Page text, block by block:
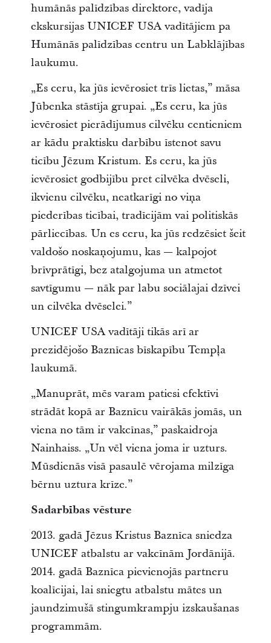
humānās palīdzības direktore, vadīja
ekskursijas UNICEF USA vadītājiem pa
Humānās palīdzības centru un Labklājības
laukumu.
„Es ceru, ka jūs ievērosiet trīs lietas,” māsa
Jūbenka stāstīja grupai. „Es ceru, ka jūs
ievērosiet pierādījumus cilvēku centieniem
ar kādu praktisku darbību īstenot savu
ticību Jēzum Kristum. Es ceru, ka jūs
ievērosiet godbijību pret cilvēka dvēseli,
ikvienu cilvēku, neatkarīgi no viņa
piederības ticībai, tradīcijām vai politiskās
pārliecības. Un es ceru, ka jūs redzēsiet šeit
valdošo noskaņojumu, kas — kalpojot
brīvprātīgi, bez atalgojuma un atmetot
savtīgumu — nāk par labu sociālajai dzīvei
un cilvēka dvēselei.”
UNICEF USA vadītāji tikās arī ar
prezidējošo Baznīcas bīskapību Tempļa
laukumā.
„Manuprāt, mēs varam patiesi efektīvi
strādāt kopā ar Baznīcu vairākās jomās, un
viena no tām ir vakcīnas,” paskaidroja
Nainhaiss. „Un vēl viena joma ir uzturs.
Mūsdienās visā pasaulē vērojama milzīga
bērnu uztura krīze.”
Sadarbības vēsture
2013. gadā Jēzus Kristus Baznīca sniedza
UNICEF atbalstu ar vakcīnām Jordānijā.
2014. gadā Baznīca pievienojās partneru
koalīcijai, lai sniegtu atbalstu mātes un
jaundzimušā stingumkrampju izskaušanas
programmām.